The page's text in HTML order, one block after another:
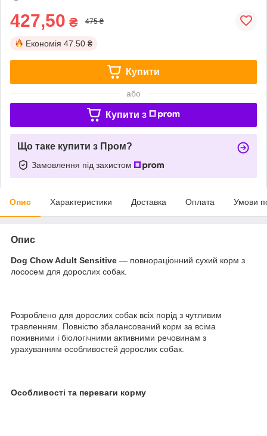
427,50 ₴ 475 ₴
Економія 47.50 ₴
Купити
або
Купити з
Що таке купити з Пром?
Замовлення під захистом
Опис Характеристики Доставка Оплата Умови
Опис
Dog Chow Adult Sensitive — повнораціонний сухий корм з
лососем для дорослих собак.
Розроблено для дорослих собак всіх порід з чутливим
травленням. Повністю збалансований корм за всіма
поживними і біологічними активними речовинам з
урахуванням особливостей дорослих собак.
Особливості та переваги корму